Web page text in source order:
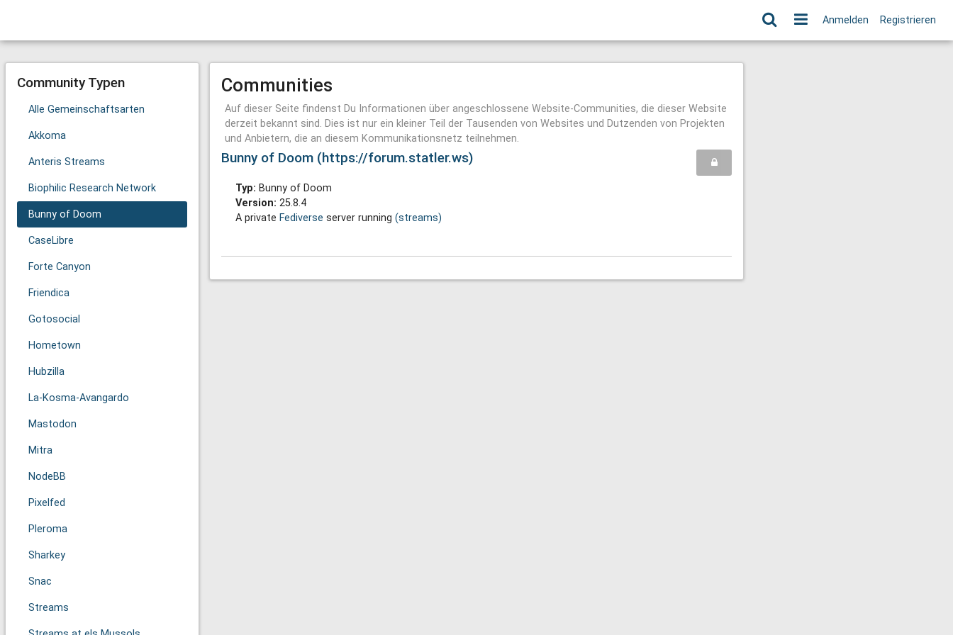
Anmelden Registrieren
Community Typen
Alle Gemeinschaftsarten
Akkoma
Anteris Streams
Biophilic Research Network
Bunny of Doom
CaseLibre
Forte Canyon
Friendica
Gotosocial
Hometown
Hubzilla
La-Kosma-Avangardo
Mastodon
Mitra
NodeBB
Pixelfed
Pleroma
Sharkey
Snac
Streams
Communities
Auf dieser Seite findenst Du Informationen über angeschlossene Website-Communities, die dieser Website
derzeit bekannt sind. Dies ist nur ein kleiner Teil der Tausenden von Websites und Dutzenden von Projekten
und Anbietern, die an diesem Kommunikationsnetz teilnehmen.
Bunny of Doom (https://forum.statler.ws)
Typ: Bunny of Doom
Version: 25.8.4
A private Fediverse server running (streams)